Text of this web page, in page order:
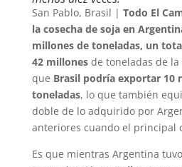
San Pablo, Brasil | Todo El
la cosecha de soja en
millones de toneladas, un
42 millonesde toneladas de
que Brasil podría exportar 10
toneladas, lo que también
doble de lo adquirido por
anteriores cuando el principal
Es que mientras Argentina